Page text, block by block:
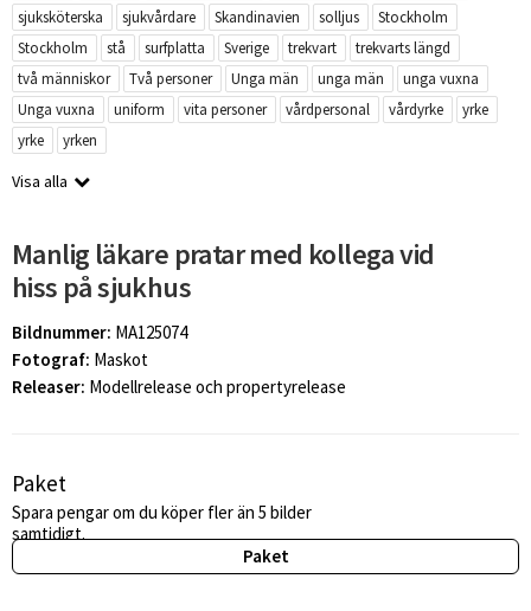
sjuksköterska
sjukvårdare Skandinavien solljus
Stockholm
Stockholm
stå surfplatta Sverige trekvart
trekvarts längd
två människor
Två personer Unga män unga män
unga vuxna
Unga vuxna
uniform vita personer vårdpersonal vårdyrke
yrke
yrke
yrken
Visa alla
Manlig läkare pratar med kollega vid
hiss på sjukhus
Bildnummer: MA125074
Fotograf: Maskot
Releaser: Modellrelease och propertyrelease
Paket
Spara pengar om du köper fler än 5 bilder
samtidigt.
Paket